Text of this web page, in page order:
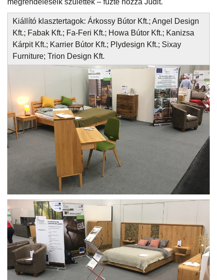
Kiállító klasztertagok: Árkossy Bútor Kft.; Angel Design
Kft.; Fabak Kft.; Fa-Feri Kft.; Howa Bútor Kft.; Kanizsa
Kárpit Kft.; Karrier Bútor Kft.; Plydesign Kft.; Sixay
Furniture; Trion Design Kft.